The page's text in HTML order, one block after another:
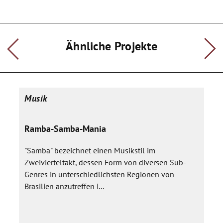
Verständnis für die Gemeinnützigkeit sensibilisiert.
Ähnliche Projekte
Musik
Ramba-Samba-Mania
"Samba" bezeichnet einen Musikstil im
Zweivierteltakt, dessen Form von diversen Sub-
Genres in unterschiedlichsten Regionen von
Brasilien anzutreffen i...